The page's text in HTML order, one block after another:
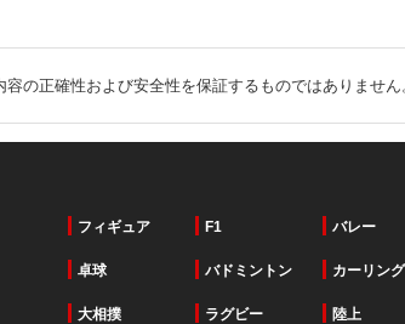
の正確性および安全性を保証するものではありませ
フィギュア F1 バレー
卓球 バドミントン カーリング
大相撲 ラグビー 陸上